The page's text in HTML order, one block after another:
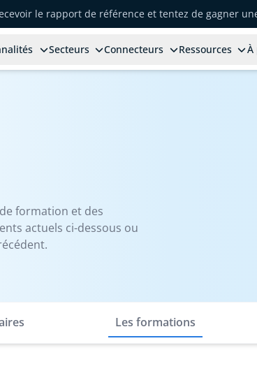
le rapport de référence et tentez de gagner
Secteurs Connecteurs Ressources À
formation et des
actuels ci-dessous ou
Les formations